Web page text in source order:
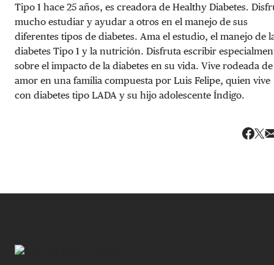
Tipo 1 hace 25 años, es creadora de Healthy Diabetes.
mucho estudiar y ayudar a otros en el manejo de sus
diferentes tipos de diabetes. Ama el estudio, el manejo de
diabetes Tipo 1 y la nutrición. Disfruta escribir
sobre el impacto de la diabetes en su vida. Vive rodeada de
amor en una familia compuesta por Luis Felipe, quien vive
con diabetes tipo LADA y su hijo adolescente Índigo.